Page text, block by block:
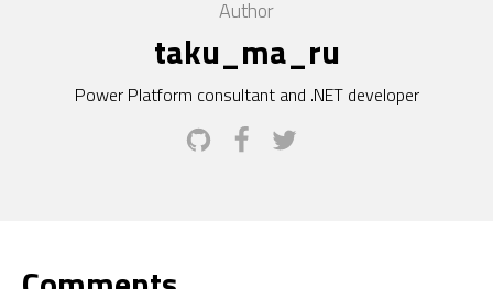
Author
taku_ma_ru
Power Platform consultant and .NET developer